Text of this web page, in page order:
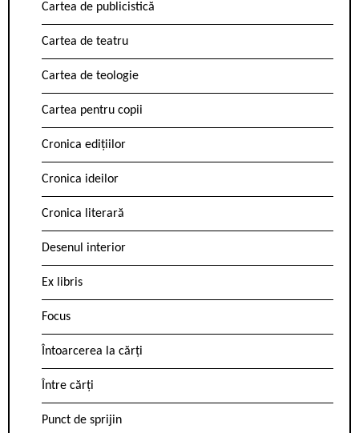
Cartea de publicistică
Cartea de teatru
Cartea de teologie
Cartea pentru copii
Cronica edițiilor
Cronica ideilor
Cronica literară
Desenul interior
Ex libris
Focus
Întoarcerea la cărți
Între cărți
Punct de sprijin